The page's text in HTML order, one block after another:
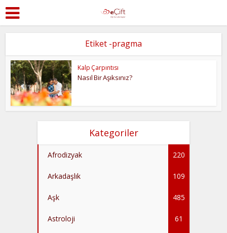
Etiket -pragma
Kalp Çarpıntısı
Nasıl Bir Aşıksınız?
Kategoriler
Afrodizyak 220
Arkadaşlık 109
Aşk 485
Astroloji 61